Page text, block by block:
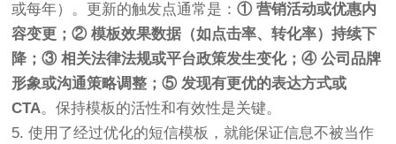
或每年）。更新的触发点通常是：① 营销活动或优惠内
容变更；② 模板效果数据（如点击率、转化率）持续下
降；③ 相关法律法规或平台政策发生变化；④ 公司品牌
形象或沟通策略调整；⑤ 发现有更优的表达方式或
CTA。保持模板的活性和有效性是关键。
5. 使用了经过优化的短信模板，就能保证信息不被当作